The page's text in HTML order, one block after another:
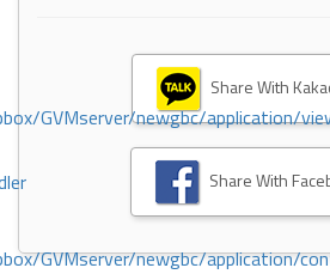
GVMserver/newgbc/application/
GVMserver/newgbc/application/
Share With
Share With